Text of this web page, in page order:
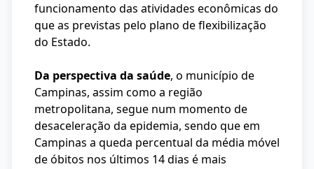
funcionamento das atividades econômicas do
que as previstas pelo plano de flexibilização
do Estado.
Da perspectiva da saúde, o município de
Campinas, assim como a região
metropolitana, segue num momento de
desaceleração da epidemia, sendo que em
Campinas a queda percentual da média móvel
de óbitos nos últimos 14 dias é mais